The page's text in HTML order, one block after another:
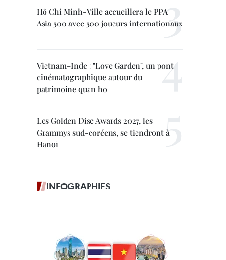
Hô Chi Minh-Ville accueillera le PPA
Asia 500 avec 500 joueurs internationaux
Vietnam–Inde : "Love Garden", un pont
cinématographique autour du
patrimoine quan ho
Les Golden Disc Awards 2027, les
Grammys sud-coréens, se tiendront à
Hanoi
INFOGRAPHIES